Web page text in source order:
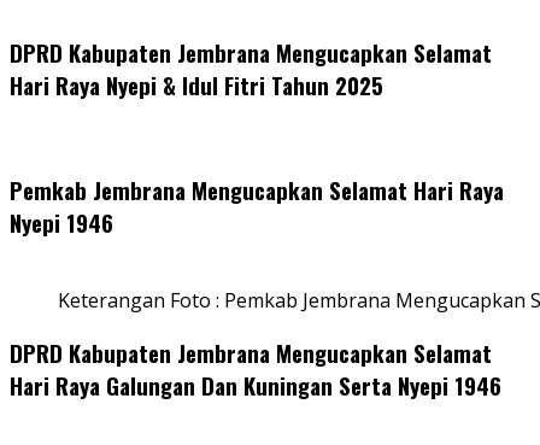
DPRD Kabupaten Jembrana Mengucapkan Selamat
Hari Raya Nyepi & Idul Fitri Tahun 2025
Pemkab Jembrana Mengucapkan Selamat Hari Raya
Nyepi 1946
Keterangan Foto : Pemkab Jembrana Mengucapkan
DPRD Kabupaten Jembrana Mengucapkan Selamat
Hari Raya Galungan Dan Kuningan Serta Nyepi 1946